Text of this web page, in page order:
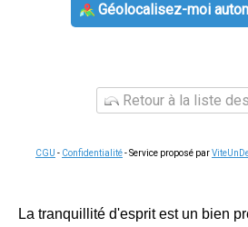
Géolocalisez-moi
Retour à la liste
CGU - Confidentialité- Service proposé par
La tranquillité d'esprit est un bien